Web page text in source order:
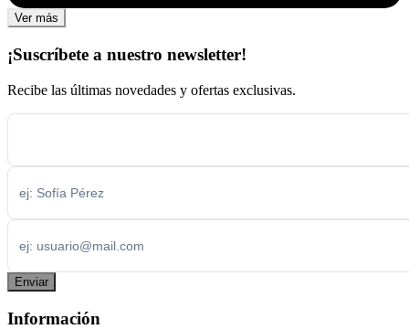
Ver más
¡Suscríbete a nuestro newsletter!
Recibe las últimas novedades y ofertas exclusivas.
Enviar
Información